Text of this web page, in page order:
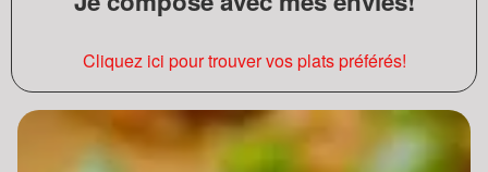
Cliquez ici pour trouver vos plats préférés!